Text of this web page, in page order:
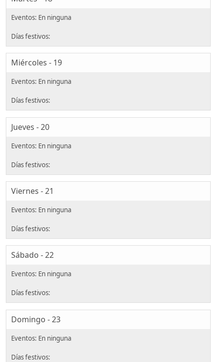
Miércoles - 19
Jueves - 20
Viernes - 21
Sábado - 22
Domingo - 23